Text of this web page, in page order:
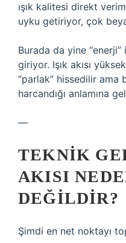
ışık kalitesi direkt
uyku getiriyor, çok
Burada da yine “enerji”
giriyor. Işık akısı
“parlak” hissedilir ama
harcandığı anlamına
—
TEKNIK
AKISI
DEĞILDIR?
Şimdi en net noktayı